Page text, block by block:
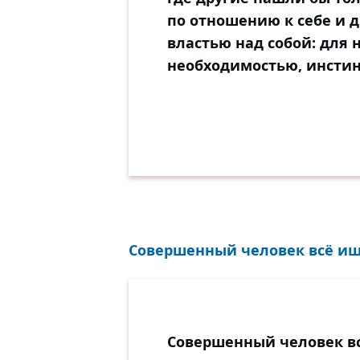
по отношению к себе и
властью над собой: для
необходимостью,
Совершенный человек всё
Совершенный человек